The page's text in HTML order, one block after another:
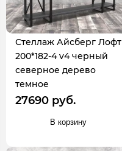
Стеллаж Айсберг Лофт
200*182-4 v4 черный
северное дерево
темное
27690 руб.
В корзину